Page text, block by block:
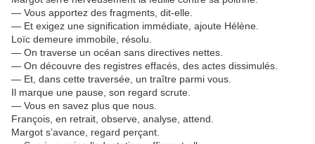
— Vous apportez des fragments, dit-elle.
— Et exigez une signification immédiate, ajoute Hélène.
Loïc demeure immobile, résolu.
— On traverse un océan sans directives nettes.
— On découvre des registres effacés, des actes dissimulés.
— Et, dans cette traversée, un traître parmi vous.
Il marque une pause, son regard scrute.
— Vous en savez plus que nous.
François, en retrait, observe, analyse, attend.
Margot s’avance, regard perçant.